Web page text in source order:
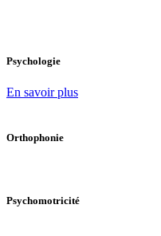
Psychologie
En savoir plus
Orthophonie
Psychomotricité